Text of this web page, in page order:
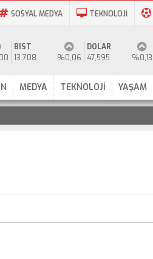
SOSYAL MEDYA TEKNOLOJİ
BIST
13.708
%0,06
DOLAR
47,595
%0,13
MEDYA TEKNOLOJİ YAŞAM